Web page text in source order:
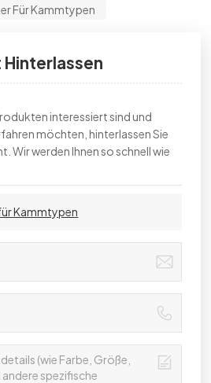
Für Kammtypen
Hinterlassen
interessiert sind und
möchten, hinterlassen Sie
Wir werden Ihnen so schnell wie
Kammtypen